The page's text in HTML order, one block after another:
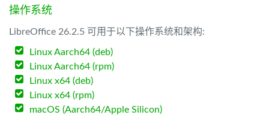
操作系统
LibreOffice 26.2.5 可用于以下操作系统和架构:
Linux Aarch64 (deb)
Linux Aarch64 (rpm)
Linux x64 (deb)
Linux x64 (rpm)
macOS (Aarch64/Apple Silicon)